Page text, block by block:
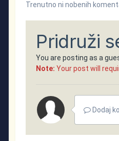
Trenutno ni nobenih
Pridruži
You are posting as a
Note: Your post will
Dodaj